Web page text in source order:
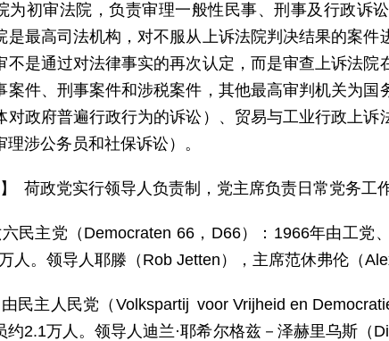
为初审法院，负责审理一般性民事、刑事及行政诉
是最高司法机构，对不服从上诉法院判决结果的案件
不是通过对法律事实的再次认定，而是审查上诉法
案件、刑事案件和涉税案件，其他最高审判机关为
对政府普遍行政行为的诉讼）、贸易与工业行政上
理涉公务员和社保诉讼）。
】 荷政党实行领导人负责制，党主席负责日常党务工
六民主党（Democraten 66，D66）：1966年由工
人。领导人耶滕（Rob Jetten），主席范休弗伦（
由民主人民党（Volkspartij voor Vrijheid en
约2.1万人。领导人迪兰·耶希尔格兹－泽赫里乌斯（